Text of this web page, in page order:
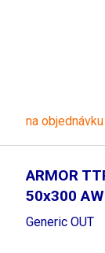
na objednávku
ARMOR
50x300
Generic OUT